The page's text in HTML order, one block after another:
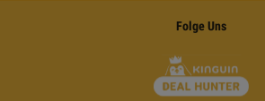
Folge Uns